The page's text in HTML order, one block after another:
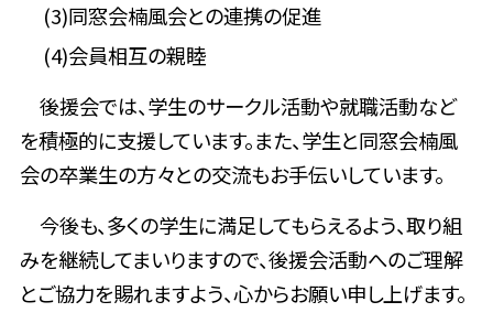
(3)同窓会楠風会との連携の促進
(4)会員相互の親睦
後援会では、学生のサークル活動や就職活動など
を積極的に支援しています。また、学生と同窓会楠風
会の卒業生の方々との交流もお手伝いしています。
今後も、多くの学生に満足してもらえるよう、取り組
みを継続してまいりますので、後援会活動へのご理解
とご協力を賜れますよう、心からお願い申し上げます。